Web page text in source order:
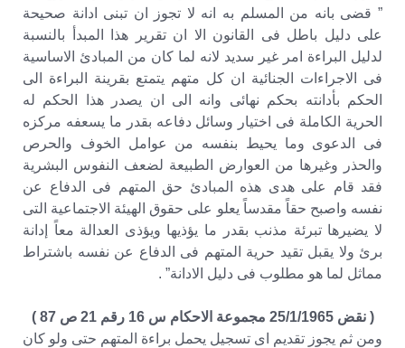
” قضى بانه من المسلم به انه لا تجوز ان تبنى ادانة صحيحة
على دليل باطل فى القانون الا ان تقرير هذا المبدأ بالنسبة
لدليل البراءة امر غير سديد لانه لما كان من المبادئ الاساسية
فى الاجراءات الجنائية ان كل متهم يتمتع بقرينة البراءة الى
الحكم بأدانته بحكم نهائى وانه الى ان يصدر هذا الحكم له
الحرية الكاملة فى اختيار وسائل دفاعه بقدر ما يسعفه مركزه
فى الدعوى وما يحيط بنفسه من عوامل الخوف والحرص
والحذر وغيرها من العوارض الطبيعة لضعف النفوس البشرية
فقد قام على هدى هذه المبادئ حق المتهم فى الدفاع عن
نفسه واصبح حقاً مقدساً يعلو على حقوق الهيئة الاجتماعية التى
لا يضيرها تبرئة مذنب بقدر ما يؤذيها ويؤذى العدالة معاً إدانة
برئ ولا يقبل تقيد حرية المتهم فى الدفاع عن نفسه باشتراط
مماثل لما هو مطلوب فى دليل الادانة” .
( نقض 25/1/1965 مجموعة الاحكام س 16 رقم 21 ص 87 )
ومن ثم يجوز تقديم اى تسجيل يحمل براءة المتهم حتى ولو كان